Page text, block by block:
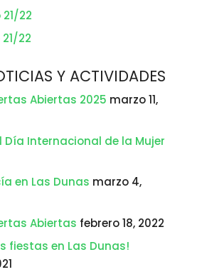
22
22
Y ACTIVIDADES
Abiertas 2025 marzo 11,
Día Internacional de la Mujer
en Las Dunas marzo 4,
Abiertas febrero 18, 2022
fiestas en Las Dunas!